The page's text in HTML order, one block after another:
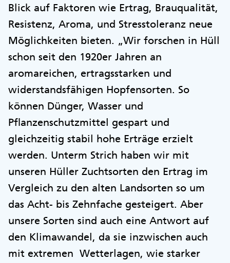
Blick auf Faktoren wie Ertrag, Brauqualität,
Resistenz, Aroma, und Stresstoleranz neue
Möglichkeiten bieten. „Wir forschen in Hüll
schon seit den 1920er Jahren an
aromareichen, ertragsstarken und
widerstandsfähigen Hopfensorten. So
können Dünger, Wasser und
Pflanzenschutzmittel gespart und
gleichzeitig stabil hohe Erträge erzielt
werden. Unterm Strich haben wir mit
unseren Hüller Zuchtsorten den Ertrag im
Vergleich zu den alten Landsorten so um
das Acht- bis Zehnfache gesteigert. Aber
unsere Sorten sind auch eine Antwort auf
den Klimawandel, da sie inzwischen auch
mit extremen Wetterlagen, wie starker